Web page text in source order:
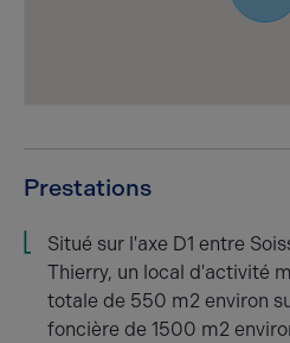
Prestations
Situé sur l'axe D1 entre
Thierry, un local d'activité
totale de 550 m2 environ
foncière de 1500 m2